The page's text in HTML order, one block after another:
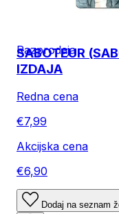
Razprodaja
SABOTEUR
IZDAJA
Redna cena
€7,99
Akcijska cena
€6,90
Dodaj na seznam